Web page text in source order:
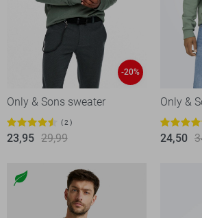
-20%
Only & Sons sweater
2
23,95 29,99
Only &
24,50